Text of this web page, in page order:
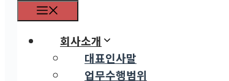
회사소개
대표인사말
업무수행범위